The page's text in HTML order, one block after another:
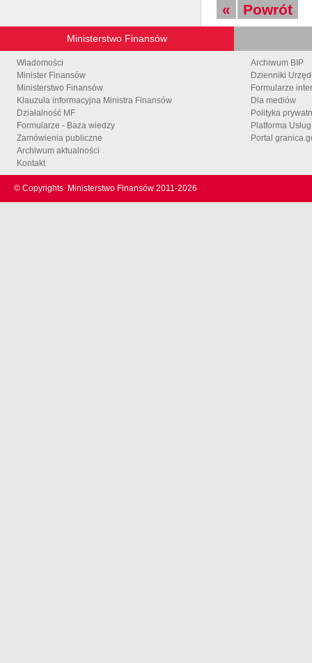
« Powrót
Ministerstwo Finansów
Wiadomości
Minister Finansów
Ministerstwo Finansów
Klauzula informacyjna Ministra Finansów
Działalność MF
Formularze - Baza wiedzy
Zamówienia publiczne
Archiwum aktualności
Kontakt
Archiwum BIP
Dzienniki
Formularze
Dla mediów
Polityka
Platforma
Portal
© Copyrights Ministerstwo Finansów 2011-2026